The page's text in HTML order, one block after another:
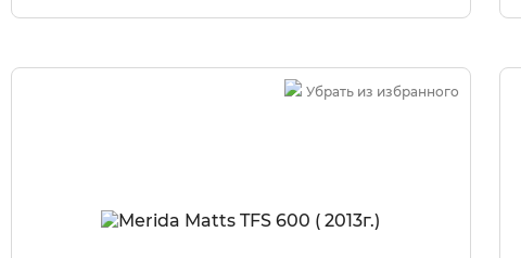
Убрать из избранного